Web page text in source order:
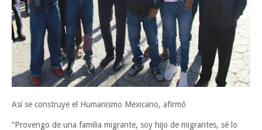
Así se construye el Humanismo Mexicano, afirmó
“Provengo de una familia migrante, soy hijo de migrantes, sé lo